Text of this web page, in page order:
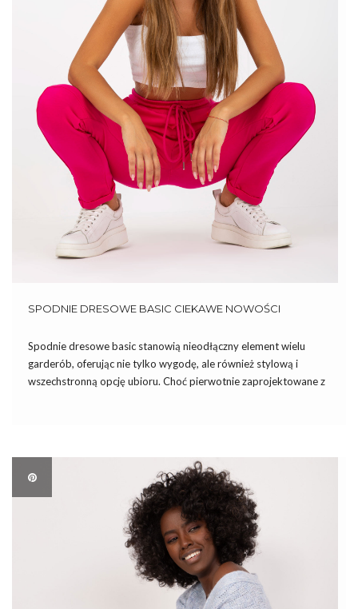
SPODNIE DRESOWE BASIC CIEKAWE NOWOŚCI
Spodnie dresowe basic stanowią nieodłączny element wielu
garderób, oferując nie tylko wygodę, ale również stylową i
wszechstronną opcję ubioru. Choć pierwotnie zaprojektowane z